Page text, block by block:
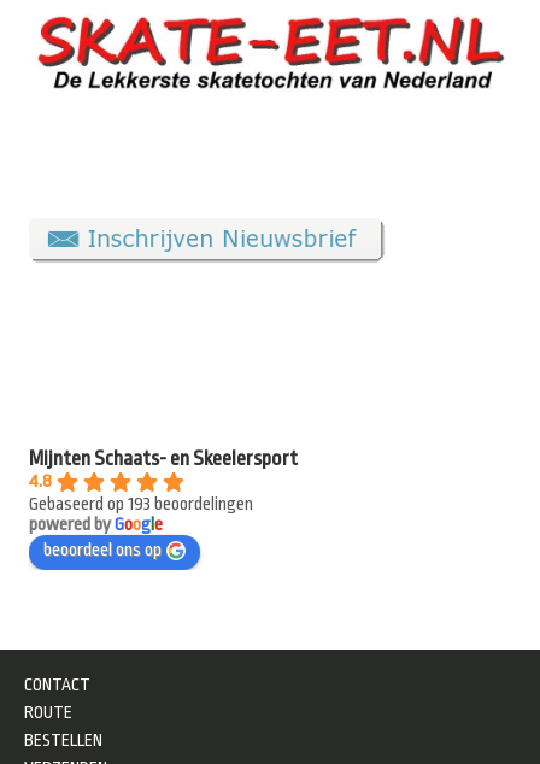
Mijnten Schaats- en Skeelersport
4.8
Gebaseerd op 193 beoordelingen
powered byGooge
beoordeel ons op
CONTACT
ROUTE
BESTELLEN